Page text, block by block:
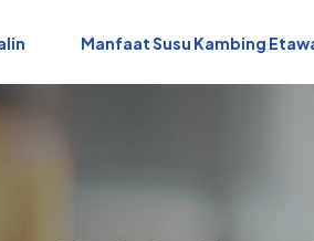
Manfaat Susu Kambing